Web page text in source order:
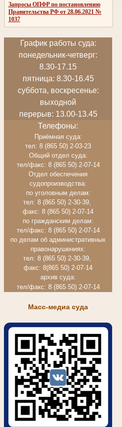
Запросы ОПФР по постановлению
Правительства РФ от 28.06.2021 №
1037
График работы суда:
понедельник-четверг:
8.30-17.15
пятница: 8.30-16.45
суббота, воскресенье:
выходной
перерыв: 13.00-13.45
Телефоны:
Приёмная суда:
тел: 8 (865 50) 2-03-23
Общий отдел суда:
тел/факс: 8 (865 50) 2-07-14
Отдел обеспечения
судопроизводства:
по уголовным делам:
тел: 8 (865 50) 2-30-39,
факс: 8 (865 50) 2-07-14
по гражданским делам:
тел/факс: 8 (865 50) 2-07-14
по делам об административных
правонарушениях:
тел: 8 (865 50) 2-30-39,
факс: 8(865 50) 2-07-14
архив суда:
тел/факс: 8 (865 50) 2-07-14
Масс-медиа суда